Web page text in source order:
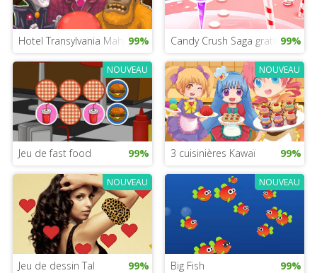
Hotel Transylvania Mahjong
99% Candy Crush Saga gratuit99%
NOUVEAU
Jeu de fast food 99%
NOUVEAU
3 cuisinières Kawaï 99%
NOUVEAU
Jeu de dessin Tal 99%
NOUVEAU
Big Fish 99%